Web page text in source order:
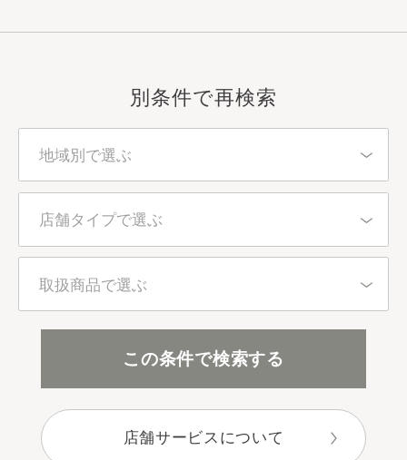
別条件で再検索
地域別で選ぶ
北海道・東北
店舗タイプで選ぶ
百貨店・直営店
アインズ＆トルペ（カウンセリング）
アインズ＆トルペ（セルフ）
セレクトショップ
取扱商品で選ぶ
ボディケア
この条件で検索する
店舗サービスについて